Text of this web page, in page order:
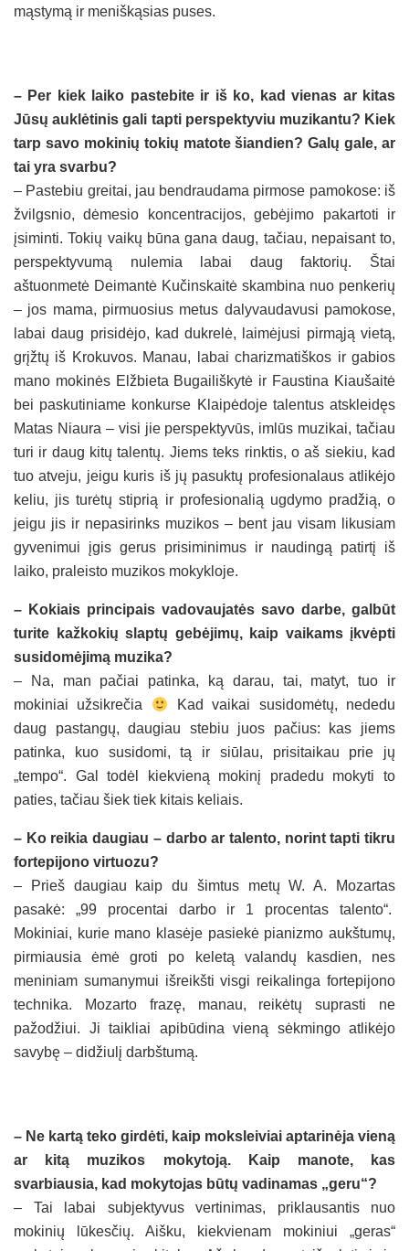
mąstymą ir meniškąsias puses.
– Per kiek laiko pastebite ir iš ko, kad vienas ar kitas
Jūsų auklėtinis gali tapti perspektyviu muzikantu? Kiek
tarp savo mokinių tokių matote šiandien? Galų gale, ar
tai yra svarbu?
– Pastebiu greitai, jau bendraudama pirmose pamokose: iš
žvilgsnio, dėmesio koncentracijos, gebėjimo pakartoti ir
įsiminti. Tokių vaikų būna gana daug, tačiau, nepaisant to,
perspektyvumą nulemia labai daug faktorių. Štai
aštuonmetė Deimantė Kučinskaitė skambina nuo penkerių
– jos mama, pirmuosius metus dalyvaudavusi pamokose,
labai daug prisidėjo, kad dukrelė, laimėjusi pirmąją vietą,
grįžtų iš Krokuvos. Manau, labai charizmatiškos ir gabios
mano mokinės Elžbieta Bugailiškytė ir Faustina Kiaušaitė
bei paskutiniame konkurse Klaipėdoje talentus atskleidęs
Matas Niaura – visi jie perspektyvūs, imlūs muzikai, tačiau
turi ir daug kitų talentų. Jiems teks rinktis, o aš siekiu, kad
tuo atveju, jeigu kuris iš jų pasuktų profesionalaus atlikėjo
keliu, jis turėtų stiprią ir profesionalią ugdymo pradžią, o
jeigu jis ir nepasirinks muzikos – bent jau visam likusiam
gyvenimui įgis gerus prisiminimus ir naudingą patirtį iš
laiko, praleisto muzikos mokykloje.
– Kokiais principais vadovaujatės savo darbe, galbūt
turite kažkokių slaptų gebėjimų, kaip vaikams įkvėpti
susidomėjimą muzika?
– Na, man pačiai patinka, ką darau, tai, matyt, tuo ir
mokiniai užsikrečia
Kad vaikai susidomėtų, nededu
daug pastangų, daugiau stebiu juos pačius: kas jiems
patinka, kuo susidomi, tą ir siūlau, prisitaikau prie jų
„tempo“. Gal todėl kiekvieną mokinį pradedu mokyti to
paties, tačiau šiek tiek kitais keliais.
– Ko reikia daugiau – darbo ar talento, norint tapti tikru
fortepijono virtuozu?
– Prieš daugiau kaip du šimtus metų W. A. Mozartas
pasakė: „99 procentai darbo ir 1 procentas talento“.
Mokiniai, kurie mano klasėje pasiekė pianizmo aukštumų,
pirmiausia ėmė groti po keletą valandų kasdien, nes
meniniam sumanymui išreikšti visgi reikalinga fortepijono
technika. Mozarto frazę, manau, reikėtų suprasti ne
pažodžiui. Ji taikliai apibūdina vieną sėkmingo atlikėjo
savybę – didžiulį darbštumą.
– Ne kartą teko girdėti, kaip moksleiviai aptarinėja vieną
ar kitą muzikos mokytoją. Kaip manote, kas
svarbiausia, kad mokytojas būtų vadinamas „geru“?
– Tai labai subjektyvus vertinimas, priklausantis nuo
mokinių lūkesčių. Aišku, kiekvienam mokiniui „geras“